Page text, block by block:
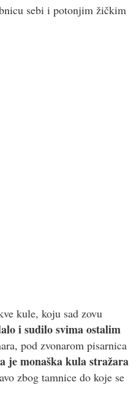
sebi i potonjim žičkim
kule, koju sad zovu
i sudilo svima ostalim
pod zvonarom pisarnica
je monaška kula stražara
zbog tamnice do koje se